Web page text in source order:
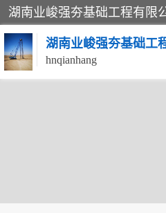
湖南业峻强夯基础工
hnqianhang